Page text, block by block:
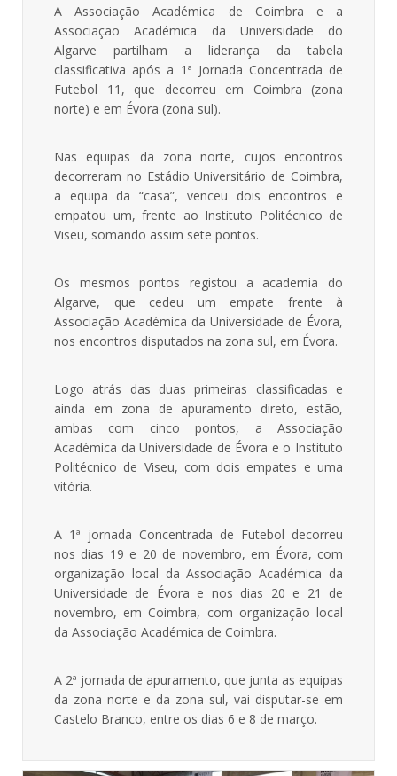
A Associação Académica de Coimbra e a
Associação Académica da Universidade do
Algarve partilham a liderança da tabela
classificativa após a 1ª Jornada Concentrada de
Futebol 11, que decorreu em Coimbra (zona
norte) e em Évora (zona sul).
Nas equipas da zona norte, cujos encontros
decorreram no Estádio Universitário de Coimbra,
a equipa da “casa”, venceu dois encontros e
empatou um, frente ao Instituto Politécnico de
Viseu, somando assim sete pontos.
Os mesmos pontos registou a academia do
Algarve, que cedeu um empate frente à
Associação Académica da Universidade de Évora,
nos encontros disputados na zona sul, em Évora.
Logo atrás das duas primeiras classificadas e
ainda em zona de apuramento direto, estão,
ambas com cinco pontos, a Associação
Académica da Universidade de Évora e o Instituto
Politécnico de Viseu, com dois empates e uma
vitória.
A 1ª jornada Concentrada de Futebol decorreu
nos dias 19 e 20 de novembro, em Évora, com
organização local da Associação Académica da
Universidade de Évora e nos dias 20 e 21 de
novembro, em Coimbra, com organização local
da Associação Académica de Coimbra.
A 2ª jornada de apuramento, que junta as equipas
da zona norte e da zona sul, vai disputar-se em
Castelo Branco, entre os dias 6 e 8 de março.